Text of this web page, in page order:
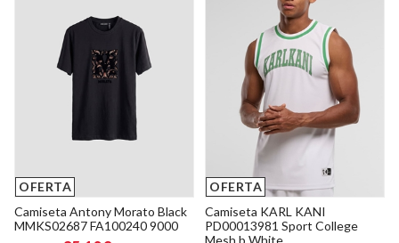
OFERTA
Camiseta Antony Morato Black
MMKS02687 FA100240 9000
OFERTA
Camiseta KARL KANI
PD00013981 Sport College